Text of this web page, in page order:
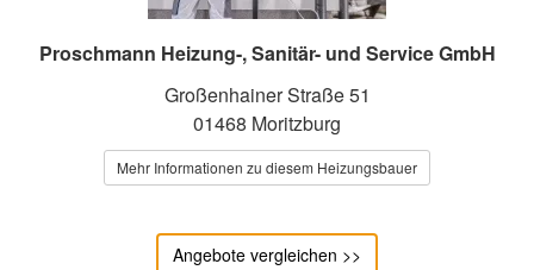
Proschmann Heizung-, Sanitär- und Service GmbH
Großenhainer Straße 51
01468 Moritzburg
Mehr Informationen zu diesem Heizungsbauer
Angebote vergleichen >>